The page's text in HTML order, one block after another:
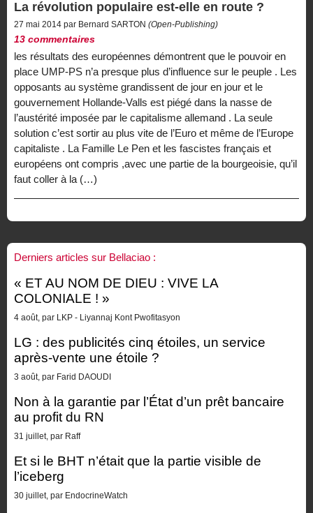
La révolution populaire est-elle en route ?
27 mai 2014 par Bernard SARTON (Open-Publishing)
13 commentaires
les résultats des européennes démontrent que le pouvoir en
place UMP-PS n’a presque plus d’influence sur le peuple . Les
opposants au système grandissent de jour en jour et le
gouvernement Hollande-Valls est piégé dans la nasse de
l’austérité imposée par le capitalisme allemand . La seule
solution c’est sortir au plus vite de l’Euro et même de l’Europe
capitaliste . La Famille Le Pen et les fascistes français et
européens ont compris ,avec une partie de la bourgeoisie, qu’il
faut coller à la (…)
Derniers articles sur Bellaciao :
« ET AU NOM DE DIEU : VIVE LA
COLONIALE ! »
4 août, par LKP - Liyannaj Kont Pwofitasyon
LG : des publicités cinq étoiles, un service
après-vente une étoile ?
3 août, par Farid DAOUDI
Non à la garantie par l’État d’un prêt bancaire
au profit du RN
31 juillet, par Raff
Et si le BHT n’était que la partie visible de
l’iceberg
30 juillet, par EndocrineWatch